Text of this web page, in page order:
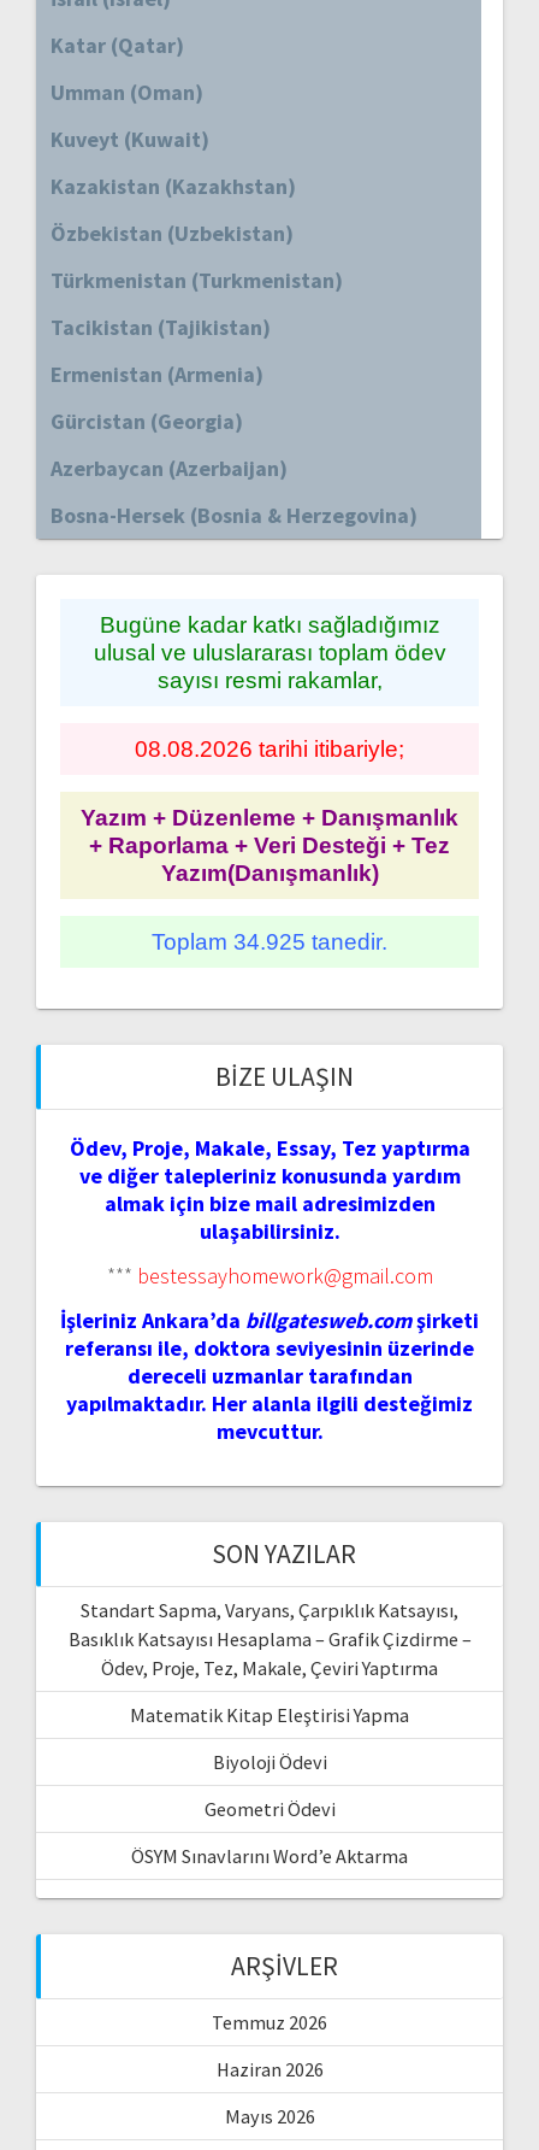
Katar (Qatar)
Umman (Oman)
Kuveyt (Kuwait)
Kazakistan (Kazakhstan)
Özbekistan (Uzbekistan)
Türkmenistan (Turkmenistan)
Tacikistan (Tajikistan)
Ermenistan (Armenia)
Gürcistan (Georgia)
Azerbaycan (Azerbaijan)
Bosna-Hersek (Bosnia & Herzegovina)
Bugüne kadar katkı sağladığımız
ulusal ve uluslararası toplam ödev
sayısı resmi rakamlar,
08.08.2026 tarihi itibariyle;
Yazım + Düzenleme + Danışmanlık
+ Raporlama + Veri Desteği + Tez
Yazım(Danışmanlık)
Toplam 34.925 tanedir.
BIZE ULAŞIN
Ödev, Proje, Makale, Essay, Tez yaptırma
ve diğer talepleriniz konusunda yardım
almak için bize mail adresimizden
ulaşabilirsiniz.
*** bestessayhomework@gmail.com
İşleriniz Ankara’da billgatesweb.comşirketi
referansı ile, doktora seviyesinin üzerinde
dereceli uzmanlar tarafından
yapılmaktadır. Her alanla ilgili desteğimiz
mevcuttur.
SON YAZILAR
Standart Sapma, Varyans, Çarpıklık Katsayısı,
Basıklık Katsayısı Hesaplama – Grafik Çizdirme –
Ödev, Proje, Tez, Makale, Çeviri Yaptırma
Matematik Kitap Eleştirisi Yapma
Biyoloji Ödevi
Geometri Ödevi
ÖSYM Sınavlarını Word’e Aktarma
ARŞIVLER
Temmuz 2026
Haziran 2026
Mayıs 2026